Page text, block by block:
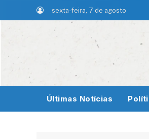
sexta-feira, 7 de agosto
Últimas Notícias